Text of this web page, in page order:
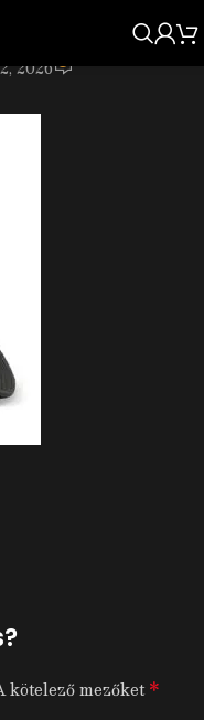
2026
kötelező mezőket*